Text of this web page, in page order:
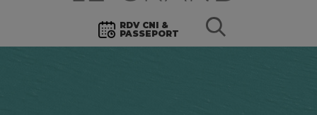
RDV CNI &
PASSEPORT